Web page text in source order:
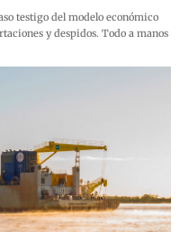
testigo del modelo económico
y despidos. Todo a manos